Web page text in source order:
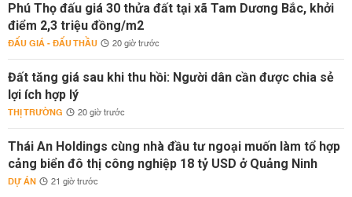
Phú Thọ đấu giá 30 thửa đất tại xã Tam Dương Bắc, khởi
điểm 2,3 triệu đồng/m2
ĐẤU GIÁ - ĐẤU THẦU 20 giờ trước
Đất tăng giá sau khi thu hồi: Người dân cần được chia sẻ
lợi ích hợp lý
THỊ TRƯỜNG 20 giờ trước
Thái An Holdings cùng nhà đầu tư ngoại muốn làm tổ hợp
cảng biển đô thị công nghiệp 18 tỷ USD ở Quảng Ninh
DỰ ÁN 21 giờ trước